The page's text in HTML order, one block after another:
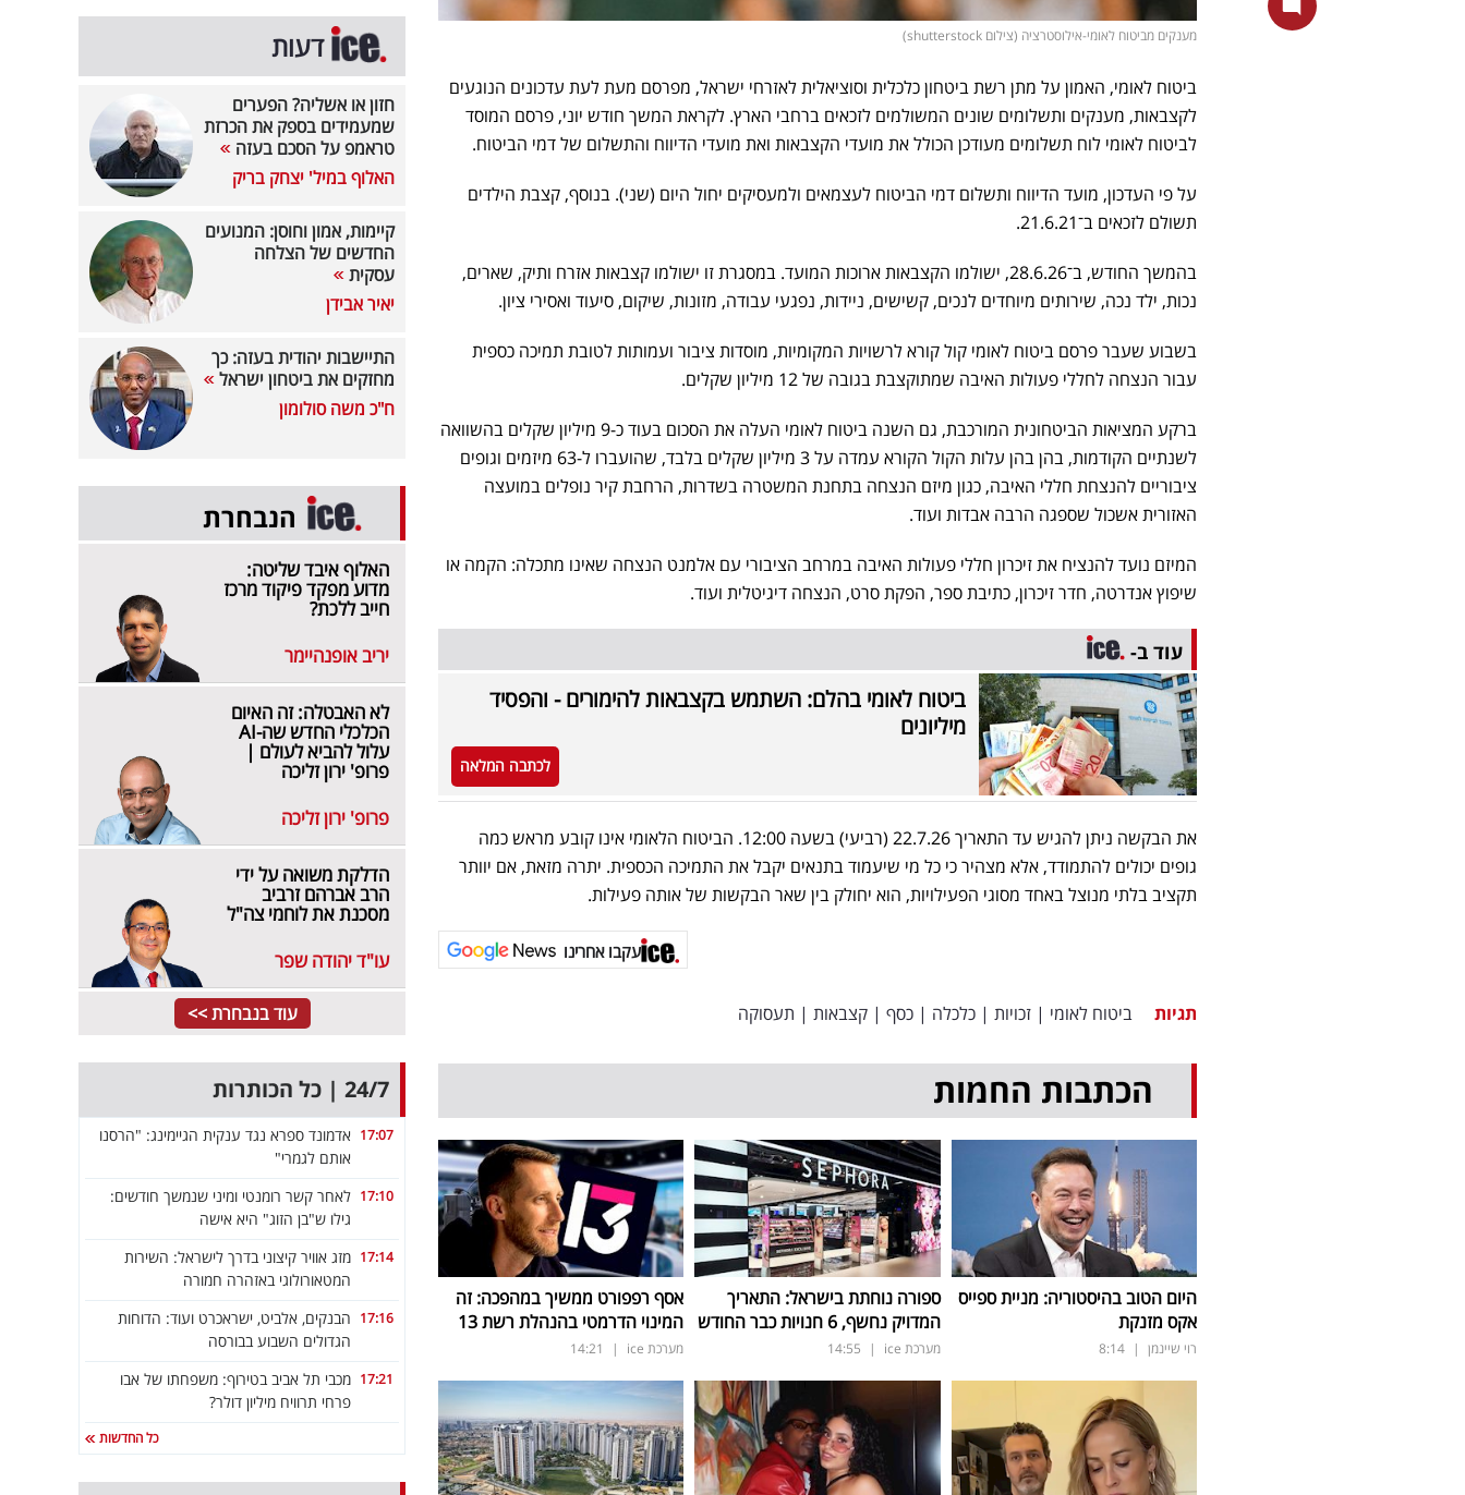
מענקים מביטוח לאומי-אילוסטרציה (צילום shutterstock)
ביטוח לאומי, האמון על מתן רשת ביטחון כלכלית וסוציאלית לאזרחי ישראל, מפרסם מעת לעת עדכונים הנוגעים
לקצבאות, מענקים ותשלומים שונים המשולמים לזכאים ברחבי הארץ. לקראת המשך חודש יוני, פרסם המוסד
לביטוח לאומי לוח תשלומים מעודכן הכולל את מועדי הקצבאות ואת מועדי הדיווח והתשלום של דמי הביטוח.
על פי העדכון, מועד הדיווח ותשלום דמי הביטוח לעצמאים ולמעסיקים יחול היום (שני). בנוסף, קצבת הילדים
תשולם לזכאים ב־21.6.21.
בהמשך החודש, ב־28.6.26, ישולמו הקצבאות ארוכות המועד. במסגרת זו ישולמו קצבאות אזרח ותיק, שארים,
נכות, ילד נכה, שירותים מיוחדים לנכים, קשישים, ניידות, נפגעי עבודה, מזונות, שיקום, סיעוד ואסירי ציון.
בשבוע שעבר פרסם ביטוח לאומי קול קורא לרשויות המקומיות, מוסדות ציבור ועמותות לטובת תמיכה כספית
עבור הנצחה לחללי פעולות האיבה שמתוקצבת בגובה של 12 מיליון שקלים.
ברקע המציאות הביטחונית המורכבת, גם השנה ביטוח לאומי העלה את הסכום בעוד כ-9 מיליון שקלים בהשוואה
לשנתיים הקודמות, בהן בהן עלות הקול הקורא עמדה על 3 מיליון שקלים בלבד, שהועברו ל-63 מיזמים וגופים
ציבוריים להנצחת חללי האיבה, כגון מיזם הנצחה בתחנת המשטרה בשדרות, הרחבת קיר נופלים במועצה
האזורית אשכול שספגה הרבה אבדות ועוד.
המיזם נועד להנציח את זיכרון חללי פעולות האיבה במרחב הציבורי עם אלמנט הנצחה שאינו מתכלה: הקמה או
שיפוץ אנדרטה, חדר זיכרון, כתיבת ספר, הפקת סרט, הנצחה דיגיטלית ועוד.
עוד ב-
ביטוח לאומי בהלם: השתמש בקצבאות להימורים - והפסיד
מיליונים
לכתבה המלאה
את הבקשה ניתן להגיש עד התאריך 22.7.26 (רביעי) בשעה 12:00. הביטוח הלאומי אינו קובע מראש כמה
גופים יכולים להתמודד, אלא מצהיר כי כל מי שיעמוד בתנאים יקבל את התמיכה הכספית. יתרה מזאת, אם יוותר
תקציב בלתי מנוצל באחד מסוגי הפעילויות, הוא יחולק בין שאר הבקשות של אותה פעילות.
עקבו אחרינו
תגיות ביטוח לאומי | זכויות | כלכלה | כסף | קצבאות | תעסוקה
הכתבות החמות
היום הטוב בהיסטוריה: מניית ספייס
אקס מזנקת
רוי שיינמן |
8:14
ספורה נוחתת בישראל: התאריך
המדויק נחשף, 6 חנויות כבר החודש
מערכת ice |
14:55
אסף רפפורט ממשיך במהפכה: זה
המינוי הדרמטי בהנהלת רשת 13
מערכת ice |
14:21
דעות
חזון או אשליה? הפערים
שמעמידים בספק את הכרזת
טראמפ על הסכם בעזה
האלוף במיל' יצחק בריק
קיימות, אמון וחוסן: המנועים
החדשים של הצלחה
עסקית
יאיר אבידן
התיישבות יהודית בעזה: כך
מחזקים את ביטחון ישראל
ח"כ משה סולומון
הנבחרת
האלוף איבד שליטה:
מדוע מפקד פיקוד מרכז
חייב ללכת?
יריב אופנהיימר
לא האבטלה: זה האיום
הכלכלי החדש שה-AI
עלול להביא לעולם |
פרופ' ירון זליכה
פרופ' ירון זליכה
הדלקת משואה על ידי
הרב אברהם זרביב
מסכנת את לוחמי צה"ל
עו"ד יהודה שפר
עוד בנבחרת >>
24/7 | כל הכותרות
17:07 אדמונד ספרא נגד ענקית הגיימינג: "הרסנו
אותם לגמרי"
17:10 לאחר קשר רומנטי ומיני שנמשך חודשים:
גילו ש"בן הזוג" היא אישה
17:14 מזג אוויר קיצוני בדרך לישראל: השירות
המטאורולוגי באזהרה חמורה
17:16 הבנקים, אלביט, ישראכרט ועוד: הדוחות
הגדולים השבוע בבורסה
17:21 מכבי תל אביב בטירוף: משפחתו של אבו
פרחי תרוויח מיליון דולר?
כל החדשות